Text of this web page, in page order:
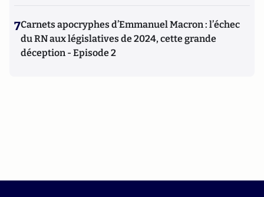
7Carnets apocryphes d’Emmanuel Macron : l’échec
du RN aux législatives de 2024, cette grande
déception - Episode 2